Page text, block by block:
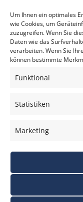
Um Ihnen ein optimales
wie Cookies, um
zuzugreifen. Wenn Sie
Daten wie das
verarbeiten. Wenn Sie
können bestimmte
Funktional
Statistiken
Marketing